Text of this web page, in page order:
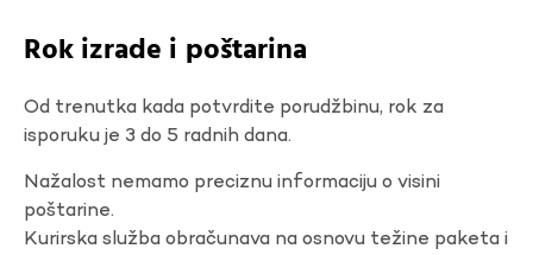
Rok izrade i poštarina
Od trenutka kada potvrdite porudžbinu, rok za
isporuku je 3 do 5 radnih dana.
Nažalost nemamo preciznu informaciju o visini
poštarine.
Kurirska služba obračunava na osnovu težine paketa i